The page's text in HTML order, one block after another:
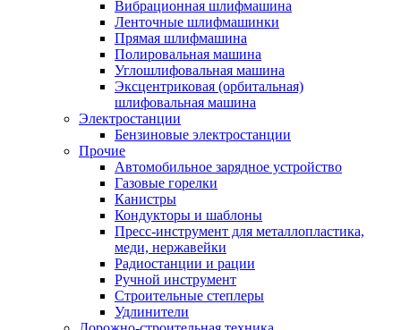
Вибрационная шлифмашина
Ленточные шлифмашинки
Прямая шлифмашина
Полировальная машина
Углошлифовальная машина
Эксцентриковая (орбитальная)
шлифовальная машина
Электростанции
Бензиновые электростанции
Прочие
Автомобильное зарядное устройство
Газовые горелки
Канистры
Кондукторы и шаблоны
Пресс-инструмент для металлопластика,
меди, нержавейки
Радиостанции и рации
Ручной инструмент
Строительные степлеры
Удлинители